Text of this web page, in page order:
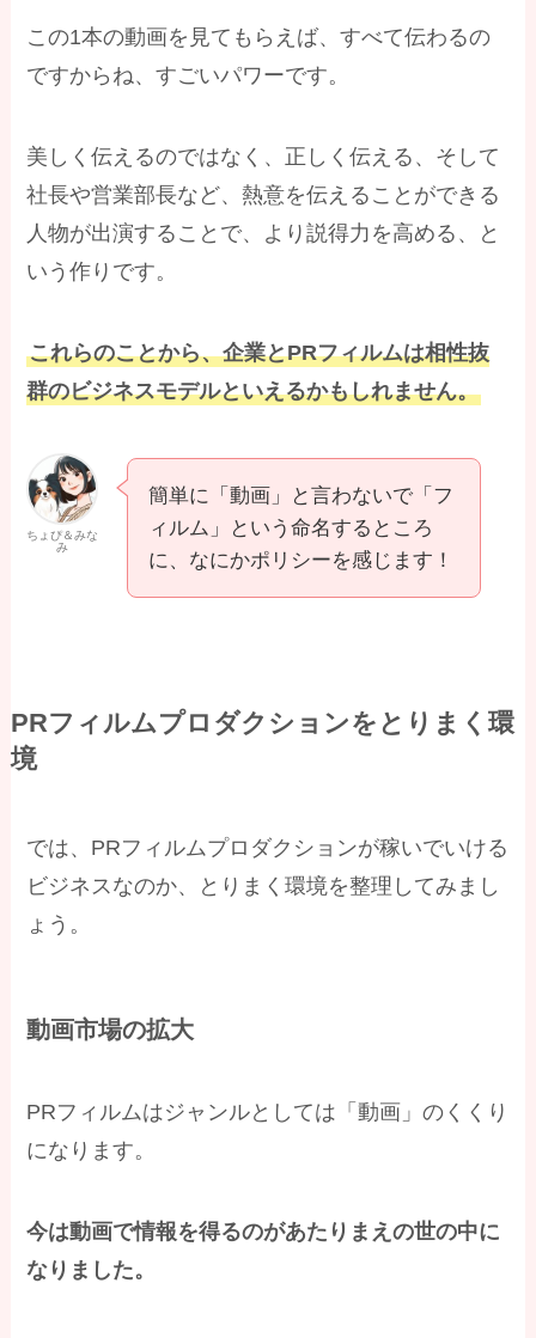
この1本の動画を見てもらえば、すべて伝わるの
ですからね、すごいパワーです。
美しく伝えるのではなく、正しく伝える、そして
社長や営業部長など、熱意を伝えることができる
人物が出演することで、より説得力を高める、と
いう作りです。
これらのことから、企業とPRフィルムは相性抜
群のビジネスモデルといえるかもしれません。
ちょぴ＆みな
み
簡単に「動画」と言わないで「フ
ィルム」という命名するところ
に、なにかポリシーを感じます！
PRフィルムプロダクションをとりまく環
境
では、PRフィルムプロダクションが稼いでいける
ビジネスなのか、とりまく環境を整理してみまし
ょう。
動画市場の拡大
PRフィルムはジャンルとしては「動画」のくくり
になります。
今は動画で情報を得るのがあたりまえの世の中に
なりました。